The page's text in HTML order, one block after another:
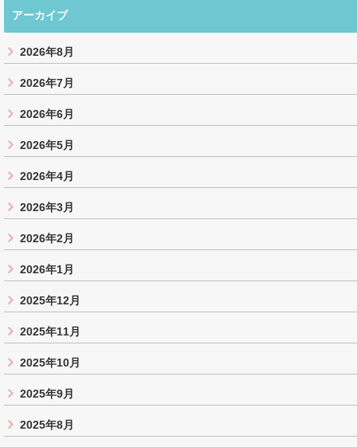
アーカイブ
2026年8月
2026年7月
2026年6月
2026年5月
2026年4月
2026年3月
2026年2月
2026年1月
2025年12月
2025年11月
2025年10月
2025年9月
2025年8月